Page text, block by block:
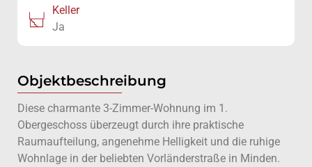
Keller
Ja
Objektbeschreibung
Diese charmante 3-Zimmer-Wohnung im 1.
Obergeschoss überzeugt durch ihre praktische
Raumaufteilung, angenehme Helligkeit und die ruhige
Wohnlage in der beliebten Vorländerstraße in Minden.